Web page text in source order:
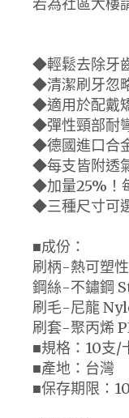
◆輕鬆去除牙
◆清潔刷牙忽
◆適用於配戴
◆彈性頸部耐
◆德國進口合
◆每支皆附透
◆加量25%！
◆三種尺寸可
■成份：
刷柄-熱可塑
鋼絲-不鏽鋼
刷毛-尼龍
刷套-聚丙烯
■規格：10支/
■產地：台灣
■保存期限：